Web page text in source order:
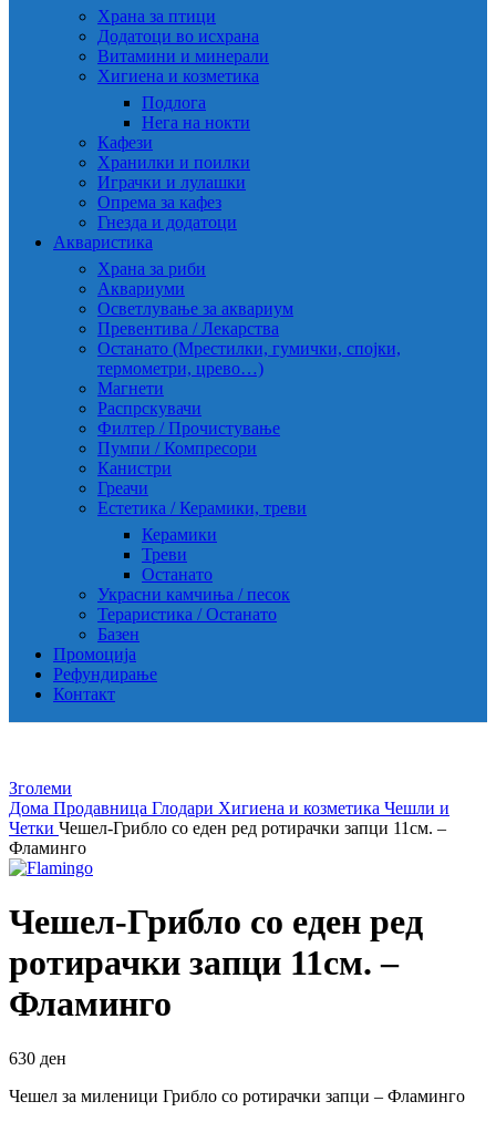
Храна за птици
Додатоци во исхрана
Витамини и минерали
Хигиена и козметика
Подлога
Нега на нокти
Кафези
Хранилки и поилки
Играчки и лулашки
Опрема за кафез
Гнезда и додатоци
Акваристика
Храна за риби
Аквариуми
Осветлување за аквариум
Превентива / Лекарства
Останато (Мрестилки, гумички, спојки,
термометри, црево…)
Магнети
Распрскувачи
Филтер / Прочистување
Пумпи / Компресори
Канистри
Греачи
Естетика / Керамики, треви
Керамики
Треви
Останато
Украсни камчиња / песок
Тераристика / Останато
Базен
Промоција
Рефундирање
Контакт
Зголеми
Дома Продавница Глодари Хигиена и козметика Чешли и
Четки Чешел-Грибло со еден ред ротирачки запци 11см. –
Фламинго
Чешел-Грибло со еден ред
ротирачки запци 11см. –
Фламинго
630 ден
Чешел за миленици Грибло со ротирачки запци – Фламинго